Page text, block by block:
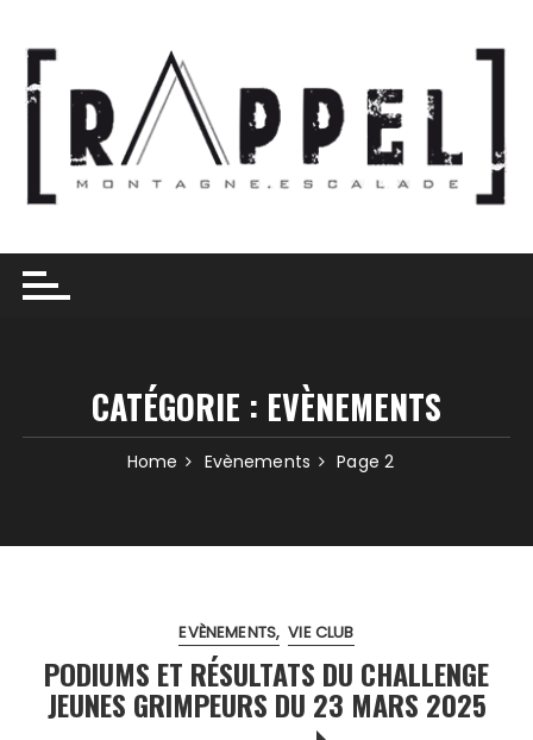
content
CATÉGORIE : EVÈNEMENTS
Home Evènements Page 2
EVÈNEMENTS VIE CLUB
PODIUMS ET RÉSULTATS DU CHALLENGE
JEUNES GRIMPEURS DU 23 MARS 2025